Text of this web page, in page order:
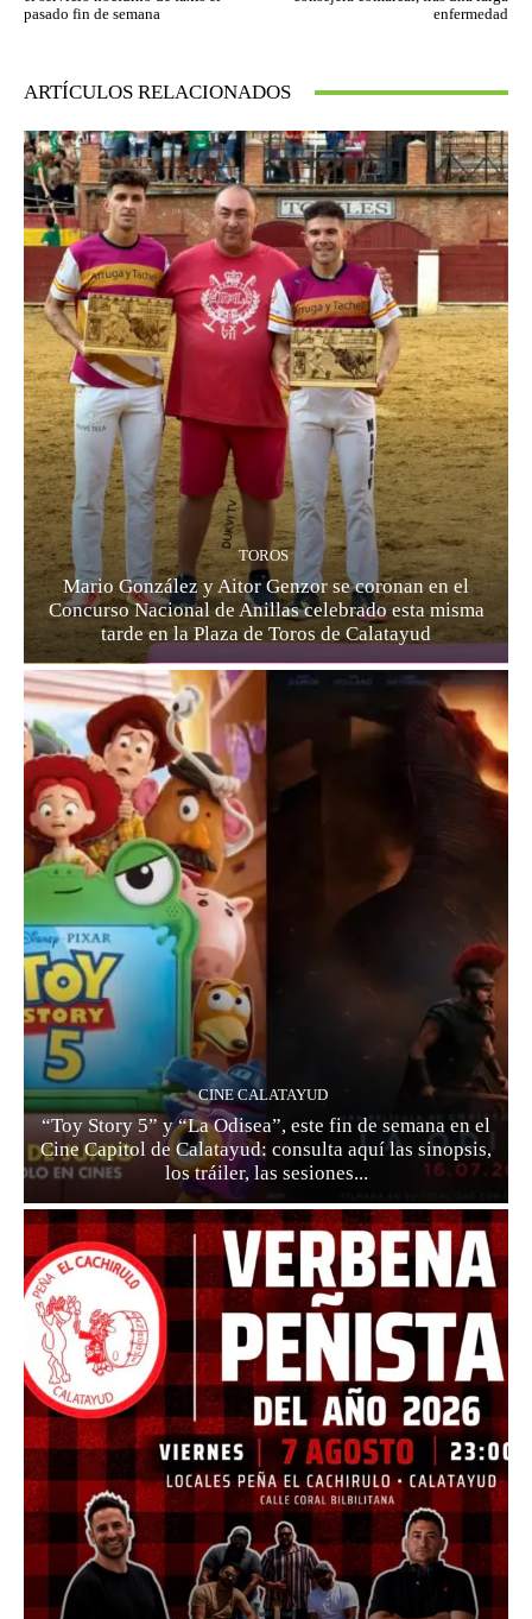
pasado fin de semana
enfermedad
ARTÍCULOS RELACIONADOS
TOROS
Mario González y Aitor Genzor se coronan en el
Concurso Nacional de Anillas celebrado esta misma
tarde en la Plaza de Toros de Calatayud
CINE CALATAYUD
“Toy Story 5” y “La Odisea”, este fin de semana en el
Cine Capitol de Calatayud: consulta aquí las sinopsis,
los tráiler, las sesiones...